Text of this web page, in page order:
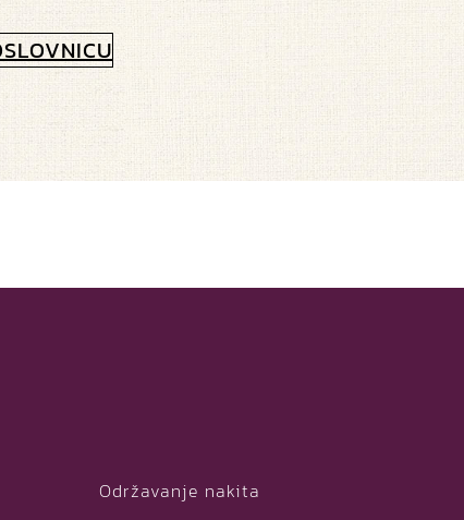
Održavanje nakita